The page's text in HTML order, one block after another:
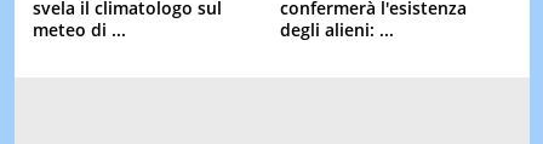
svela il climatologo sul
meteo di ...
confermerà l'esistenza
degli alieni: ...